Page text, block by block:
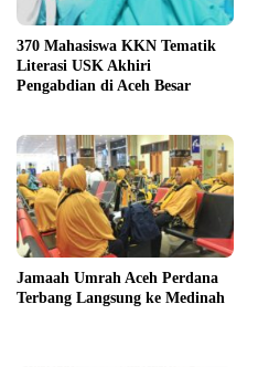
370 Mahasiswa KKN Tematik
Literasi USK Akhiri
Pengabdian di Aceh Besar
Jamaah Umrah Aceh Perdana
Terbang Langsung ke Medinah